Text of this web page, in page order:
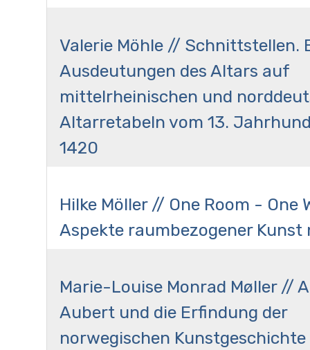
Valerie Möhle // Schnittstellen.
Ausdeutungen des Altars auf
mittelrheinischen und
Altarretabeln vom 13.
1420
Hilke Möller // One Room - One
Aspekte raumbezogener Kunst
Marie-Louise Monrad Møller //
Aubert und die Erfindung der
norwegischen Kunstgeschichte